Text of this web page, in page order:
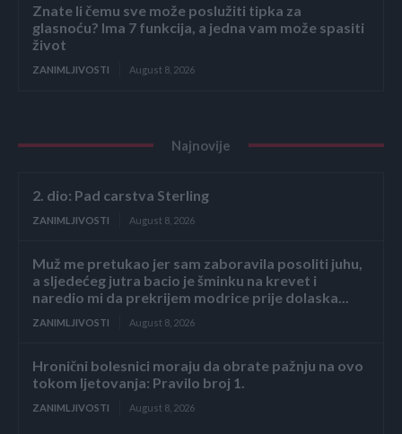
Znate li čemu sve može poslužiti tipka za
glasnoću? Ima 7 funkcija, a jedna vam može spasiti
život
ZANIMLJIVOSTI August 8, 2026
Najnovije
2. dio: Pad carstva Sterling
ZANIMLJIVOSTI August 8, 2026
Muž me pretukao jer sam zaboravila posoliti juhu,
a sljedećeg jutra bacio je šminku na krevet i
naredio mi da prekrijem modrice prije dolaska...
ZANIMLJIVOSTI August 8, 2026
Hronični bolesnici moraju da obrate pažnju na ovo
tokom ljetovanja: Pravilo broj 1.
ZANIMLJIVOSTI August 8, 2026